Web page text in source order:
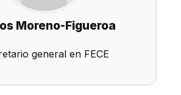
Moreno-Figueroa
general en FECE